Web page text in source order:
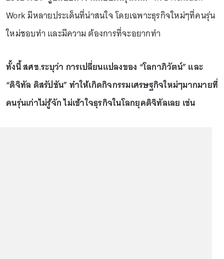
Work มีหลายประเด็นที่น่าสนใจ โดยเฉพาะธุรกิจใหม่ๆที่คนรุ่น
ใหม่ชอบทำ และมีความ ต้องการที่จะอยากทำ
ทั้งนี้ สศช.ระบุว่า การเปลี่ยนแปลงของ “โลกาภิวัตน์” และ
“ดิจิทัล ดิสรัปชัน” ทำให้เกิดกิจกรรมเศรษฐกิจใหม่ๆมากมายที่
คนรุ่นเก่าไม่รู้จัก ไม่เข้าใจธุรกิจในโลกยุคดิจิทัลเลย เช่น